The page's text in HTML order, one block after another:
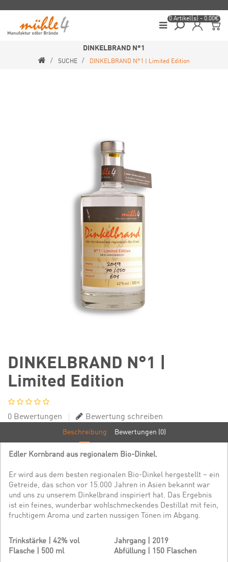
0 Artikel(s) - 0.00€
DINKELBRAND N°1
SUCHE DINKELBRAND N°1 | Limited Edition
DINKELBRAND N°1 |
Limited Edition
0 Bewertungen Bewertung schreiben
Beschreibung Bewertungen (0)
Edler Kornbrand aus regionalem Bio-Dinkel.
Er wird aus dem besten regionalen Bio-Dinkel hergestellt – ein
Getreide, das schon vor 15.000 Jahren in Asien bekannt war
und uns zu unserem Dinkelbrand inspiriert hat. Das Ergebnis
ist ein feines, wunderbar wohlschmeckendes Destillat mit fein,
fruchtigem Aroma und zarten nussigen Tönen im Abgang.
Trinkstärke | 42% vol
Jahrgang | 2019
Flasche | 500 ml
Abfüllung | 150 Flaschen